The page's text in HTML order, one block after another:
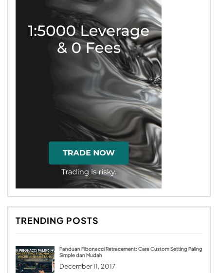
TRENDING POSTS
Panduan Fibonacci Retracement: Cara Custom Setting Paling
Simple dan Mudah
December 11, 2017